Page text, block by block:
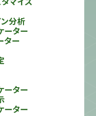
ン分析
ーター
ター
ーター
ーター